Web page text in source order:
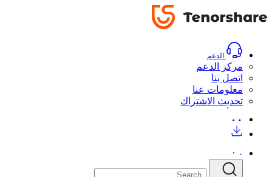
الدعم
مركز الدعم
اتصل بنا
معلومات عنا
تحديث الاشتراك
دليل دليل
تحميل